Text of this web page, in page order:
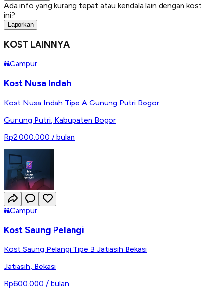
Ada info yang kurang tepat atau kendala lain dengan kost
ini?
Laporkan
KOST LAINNYA
Campur
Kost Nusa Indah
Kost Nusa Indah Tipe A Gunung Putri Bogor
Gunung Putri Kabupaten Bogor
Rp2.000.000 / bulan
Campur
Kost Saung Pelangi
Kost Saung Pelangi Tipe B Jatiasih Bekasi
Jatiasih, Bekasi
Rp600.000 / bulan